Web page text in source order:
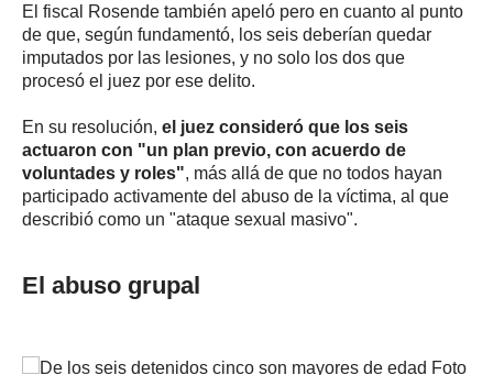
El fiscal Rosende también apeló pero en cuanto al punto
de que, según fundamentó, los seis deberían quedar
imputados por las lesiones, y no solo los dos que
procesó el juez por ese delito.
En su resolución, el juez consideró que los seis
actuaron con "un plan previo, con acuerdo de
voluntades y roles", más allá de que no todos hayan
participado activamente del abuso de la víctima, al que
describió como un "ataque sexual masivo".
El abuso grupal